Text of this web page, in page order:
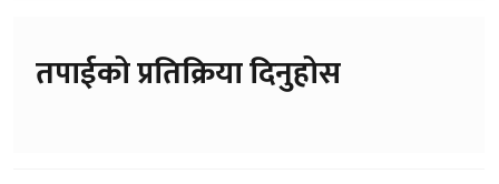
तपाईको प्रतिक्रिया दिनुहोस